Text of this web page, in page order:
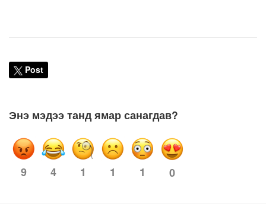
Post
Энэ мэдээ танд ямар санагдав?
9 4 1 1 1 0